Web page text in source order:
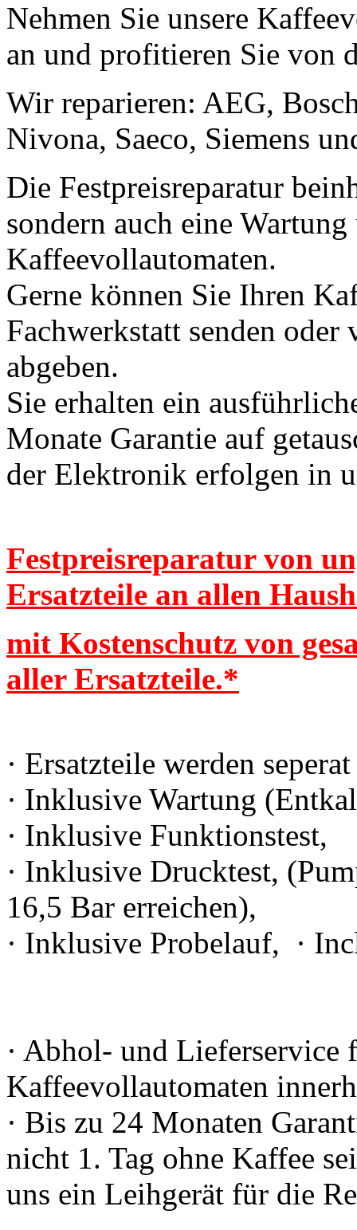
Nehmen Sie unsere
an und profitieren Sie von
Wir reparieren: AEG,
Nivona, Saeco, Siemens
Die Festpreisreparatur
sondern auch eine
Kaffeevollautomaten.
Gerne können Sie Ihren
Fachwerkstatt senden
abgeben.
Sie erhalten ein
Monate Garantie auf
der Elektronik erfolgen in
Festpreisreparatur von
Ersatzteile an allen
mit Kostenschutz von
aller Ersatzteile.*
· Ersatzteile werden
· Inklusive Wartung
· Inklusive Funktionstest,
· Inklusive Drucktest,
16,5 Bar erreichen),
· Inklusive Probelauf, ·
· Abhol- und Lieferservice
Kaffeevollautomaten
· Bis zu 24 Monaten
nicht 1. Tag ohne Kaffee
uns ein Leihgerät für die